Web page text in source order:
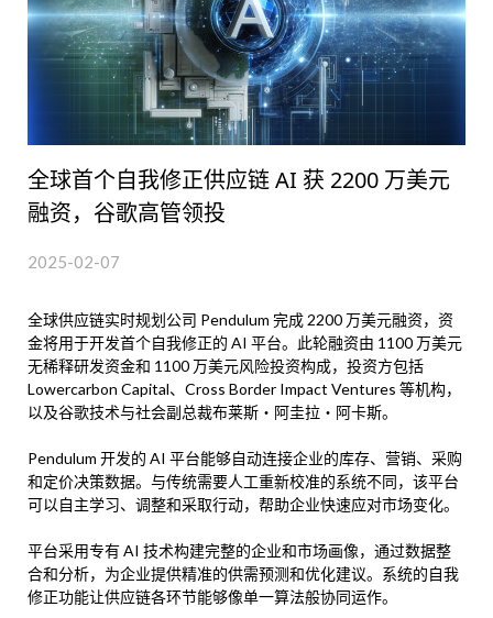
全球首个自我修正供应链 AI 获 2200 万美元
融资，谷歌高管领投
2025-02-07
全球供应链实时规划公司 Pendulum 完成 2200 万美元融资，资
金将用于开发首个自我修正的 AI 平台。此轮融资由 1100 万美元
无稀释研发资金和 1100 万美元风险投资构成，投资方包括
Lowercarbon Capital、Cross Border Impact Ventures 等机构，
以及谷歌技术与社会副总裁布莱斯・阿圭拉・阿卡斯。
Pendulum 开发的 AI 平台能够自动连接企业的库存、营销、采购
和定价决策数据。与传统需要人工重新校准的系统不同，该平台
可以自主学习、调整和采取行动，帮助企业快速应对市场变化。
平台采用专有 AI 技术构建完整的企业和市场画像，通过数据整
合和分析，为企业提供精准的供需预测和优化建议。系统的自我
修正功能让供应链各环节能够像单一算法般协同运作。